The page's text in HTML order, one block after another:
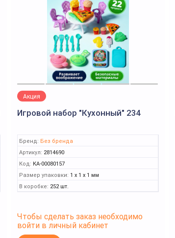
Акция
Игровой набор "Кухонный" 234
Бренд: Без бренда
Артикул: 2814690
Код: КА-00080157
Размер упаковки: 1 x 1 x 1 мм
В коробке: 252 шт.
Чтобы сделать заказ необходимо
войти в личный кабинет